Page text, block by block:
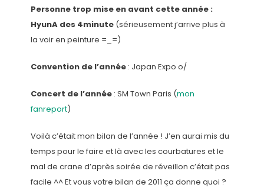
Personne trop mise en avant cette année :
HyunA des 4minute(sérieusement j’arrive plus à
la voir en peinture =_=)
Convention de l’année: Japan Expo o/
Concert de l’année: SM Town Paris (mon
fanreport)
Voilà c’était mon bilan de l’année ! J’en aurai mis du
temps pour le faire et là avec les courbatures et le
mal de crane d’après soirée de réveillon c’était pas
facile ^^ Et vous votre bilan de 2011 ça donne quoi ?